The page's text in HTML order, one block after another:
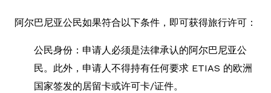
阿尔巴尼亚公民如果符合以下条件，即可获得旅行许可：
公民身份：申请人必须是法律承认的阿尔巴尼亚公
民。此外，申请人不得持有任何要求 ETIAS 的欧洲
国家签发的居留卡或许可卡/证件。